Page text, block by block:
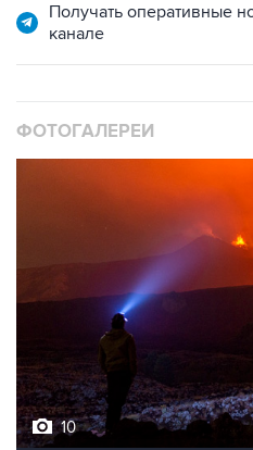
Получать оперативные
канале
ФОТОГАЛЕРЕИ
10